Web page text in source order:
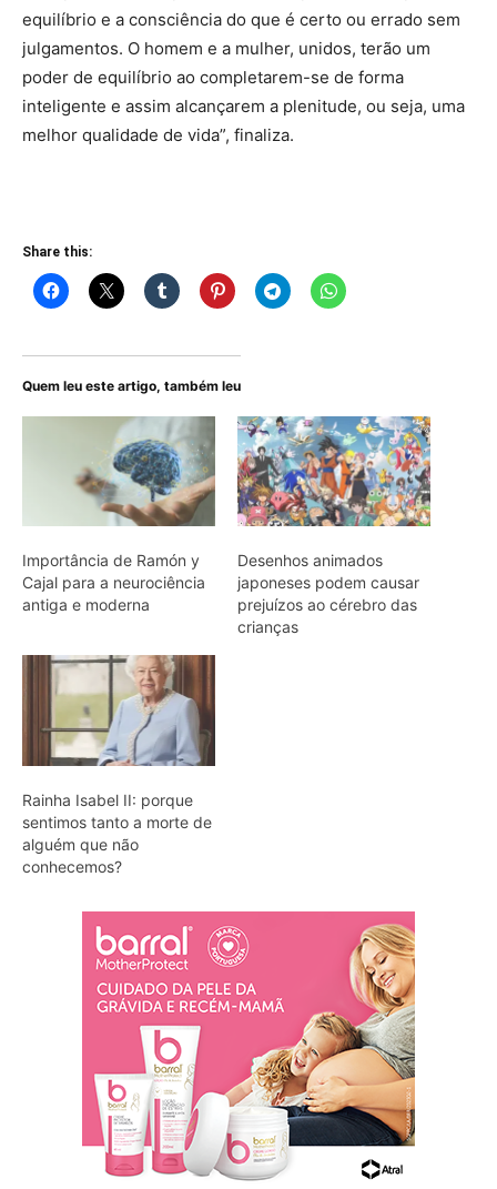
equilíbrio e a consciência do que é certo ou errado sem
julgamentos. O homem e a mulher, unidos, terão um
poder de equilíbrio ao completarem-se de forma
inteligente e assim alcançarem a plenitude, ou seja, uma
melhor qualidade de vida”, finaliza.
Share this:
Quem leu este artigo, também leu
Importância de Ramón y
Cajal para a neurociência
antiga e moderna
Desenhos animados
japoneses podem causar
prejuízos ao cérebro das
crianças
Rainha Isabel II: porque
sentimos tanto a morte de
alguém que não
conhecemos?